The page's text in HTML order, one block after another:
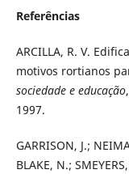
Referências
ARCILLA, R. V.
motivos rortianos
sociedade e educação
1997.
GARRISON, J.;
BLAKE, N.;